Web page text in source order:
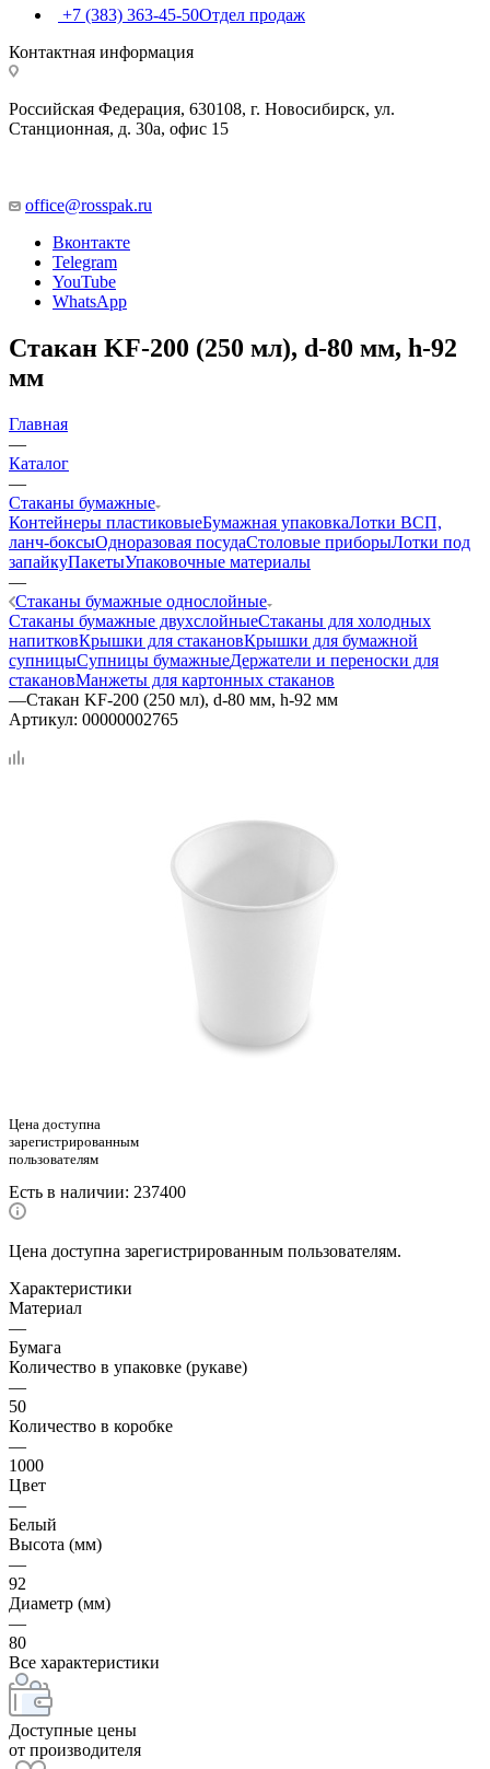
+7 (383) 363-45-50Отдел продаж
Контактная информация
Российская Федерация, 630108, г. Новосибирск, ул.
Станционная, д. 30а, офис 15
office@rosspak.ru
Вконтакте
Telegram
YouTube
WhatsApp
Стакан KF-200 (250 мл), d-80 мм, h-92
мм
Главная
—
Каталог
—
Стаканы бумажные
Контейнеры пластиковыеБумажная упаковкаЛотки ВСП,
ланч-боксыОдноразовая посудаСтоловые приборыЛотки под
запайкуПакетыУпаковочные материалы
—
Стаканы бумажные однослойные
Стаканы бумажные двухслойныеСтаканы для холодных
напитковКрышки для стакановКрышки для бумажной
супницыСупницы бумажныеДержатели и переноски для
стакановМанжеты для картонных стаканов
—Стакан KF-200 (250 мл), d-80 мм, h-92 мм
Артикул: 00000002765
Цена доступна
зарегистрированным
пользователям
Есть в наличии: 237400
Цена доступна зарегистрированным пользователям.
Характеристики
Материал
—
Бумага
Количество в упаковке (рукаве)
—
50
Количество в коробке
—
1000
Цвет
—
Белый
Высота (мм)
—
92
Диаметр (мм)
—
80
Все характеристики
Доступные цены
от производителя